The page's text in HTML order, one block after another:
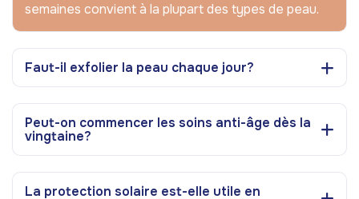
semaines convient à la plupart des types de peau.
Faut-il exfolier la peau chaque jour?
Peut-on commencer les soins anti-âge dès la
vingtaine?
La protection solaire est-elle utile en